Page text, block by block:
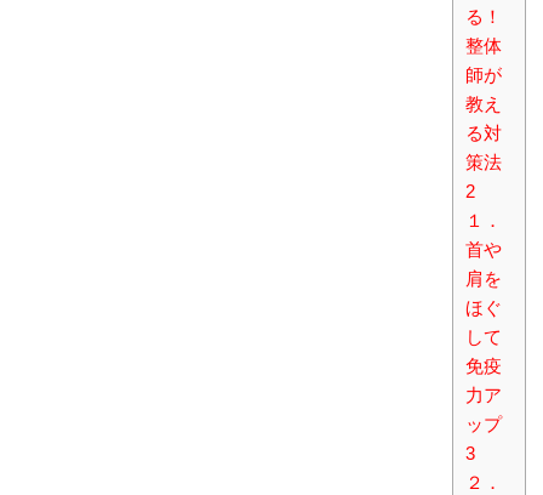
る！
整体
師が
教え
る対
策法
2
１．
首や
肩を
ほぐ
して
免疫
力ア
ップ
3
２．